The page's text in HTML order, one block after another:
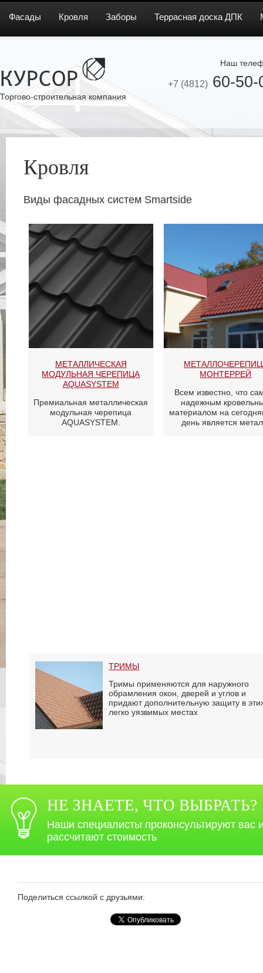
Фасады Кровля Заборы Террасная доска ДПК
Торгово-строительная компания
Наш
+7 (4812) 60-50-
Кровля
Виды фасадных систем Smartside
МЕТАЛЛИЧЕСКАЯ
МОДУЛЬНАЯ ЧЕРЕПИЦА
AQUASYSTEM
Премиальная металлическая
модульная черепица
AQUASYSTEM.
МОНТЕРРЕЙ
Всем известно, что
надежным
материалом на
день является
ТРИМЫ
Тримы применяются для наружного
обрамления окон, дверей и углов и
придают дополнительную защиту в
легко уязвимых местах
НЕ ЗНАЕТЕ, ЧТО ВЫБРАТЬ?
Наши специалисты проконсультируют вас
рассчитают стоимость
Поделиться ссылкой с друзьями: